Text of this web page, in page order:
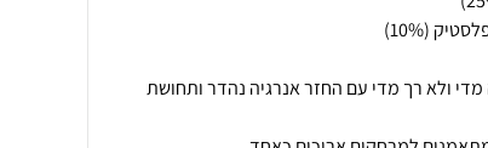
ולא רך מדי עם החזר אנרגיה נהדר ותחושת